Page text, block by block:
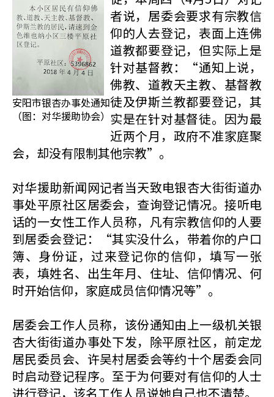
安阳市银杏办事处通知
（图：对华援助协会）
者说，居委会要求有宗教信
仰的人去登记，表面上连佛
道教都要登记，但实际上是
针对基督教：“通知上说，
佛教、道教天主教、基督教
徒及伊斯兰教都要登记，其
实是在针对基督徒。因为最
近两个月，政府不准家庭聚
会，却没有限制其他宗教”。
对华援助新闻网记者当天致电银杏大街街道办
事处平原社区居委会，查询登记情况。接听电
话的一女性工作人员称，凡有宗教信仰的人要
到居委会登记：“其实没什么，带着你的户口
簿、身份证，过来登记你的信仰，填写一张
表，填姓名、出生年月、住址、信仰情况、何
时开始信仰，家庭成员信仰情况等”。
居委会工作人员称，该份通知由上一级机关银
杏大街街道办事处下发，除平原社区，前定龙
居民委员会、许吴村居委会等约十个居委会同
时启动登记程序。至于为何要对有信仰的人士
进行登记，该名工作人员说她自己也不清楚。